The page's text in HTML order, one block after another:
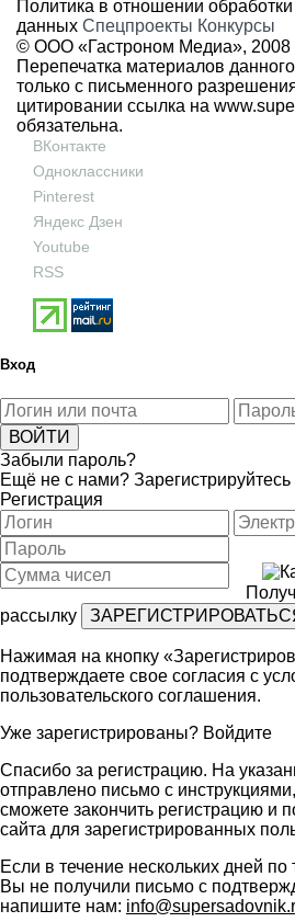
Политика в отношении
данных Спецпроекты Конкурсы
© ООО «Гастроном Медиа», 2008
Перепечатка материалов
только с письменного
цитировании ссылка на
обязательна.
ВКонтакте
Одноклассники
Pinterest
Яндекс Дзен
Youtube
RSS
Вход
Забыли пароль?
Ещё не с нами? Зарегистрируйтесь
Регистрация
рассылку
Нажимая на кнопку
подтверждаете свое согласия с
пользовательского соглашения.
Уже зарегистрированы? Войдите
Спасибо за регистрацию. На
отправлено письмо с
сможете закончить регистрацию и
сайта для зарегистрированных
Если в течение нескольких дней
Вы не получили письмо с
напишите нам: